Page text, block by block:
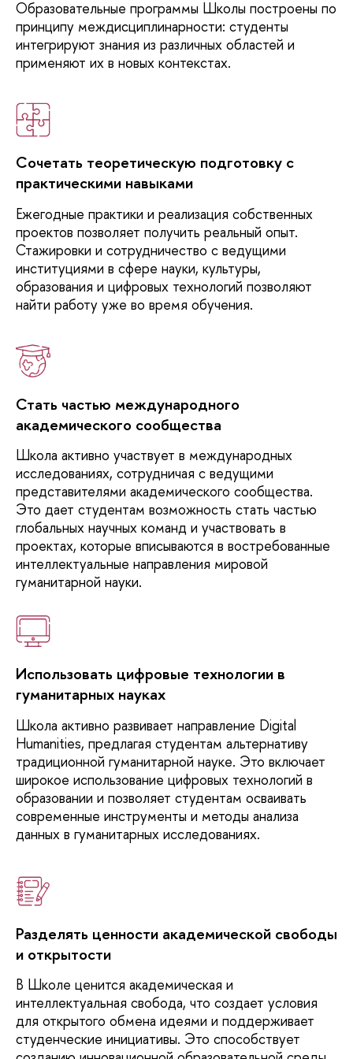
лингвистика:
обучение
иностранному языку
и перевод в
цифровой среде
Русская литература
в кросс-культурной
и интермедиальной
Языковые
технологии в
бизнесе и
образовании
10 / 20 / 2
Образовательные программы Школы построены по
принципу междисциплинарности: студенты
интегрируют знания из различных областей и
применяют их в новых контекстах.
Сочетать теоретическую подготовку с
практическими навыками
Ежегодные практики и реализация собственных
проектов позволяет получить реальный опыт.
Стажировки и сотрудничество с ведущими
институциями в сфере науки, культуры,
образования и цифровых технологий позволяют
найти работу уже во время обучения.
Стать частью международного
академического сообщества
Школа активно участвует в международных
исследованиях, сотрудничая с ведущими
представителями академического сообщества.
Это дает студентам возможность стать частью
глобальных научных команд и участвовать в
проектах, которые вписываются в востребованные
интеллектуальные направления мировой
гуманитарной науки.
Использовать цифровые технологии в
гуманитарных науках
Школа активно развивает направление Digital
Humanities, предлагая студентам альтернативу
традиционной гуманитарной науке. Это включает
широкое использование цифровых технологий в
образовании и позволяет студентам осваивать
современные инструменты и методы анализа
данных в гуманитарных исследованиях.
Разделять ценности академической свободы
и открытости
В Школе ценится академическая и
интеллектуальная свобода, что создает условия
для открытого обмена идеями и поддерживает
студенческие инициативы. Это способствует